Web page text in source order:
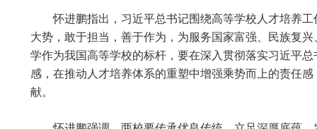
怀进鹏指出，习近平总书记围绕高等学校人才培养
大势，敢于担当，善于作为，为服务国家富强、民族复
学作为我国高等学校的标杆，要在深入贯彻落实习近平
感，在推动人才培养体系的重塑中增强乘势而上的责任
献。